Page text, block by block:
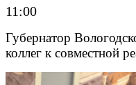
11:00
Губернатор
коллег к совместной